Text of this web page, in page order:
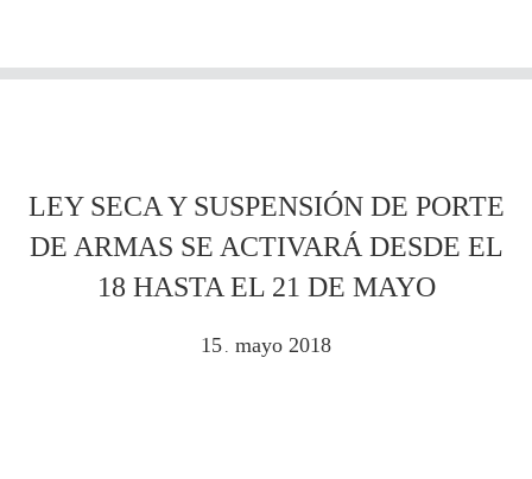
LEY SECA Y SUSPENSIÓN DE PORTE
DE ARMAS SE ACTIVARÁ DESDE EL
18 HASTA EL 21 DE MAYO
15 . mayo 2018